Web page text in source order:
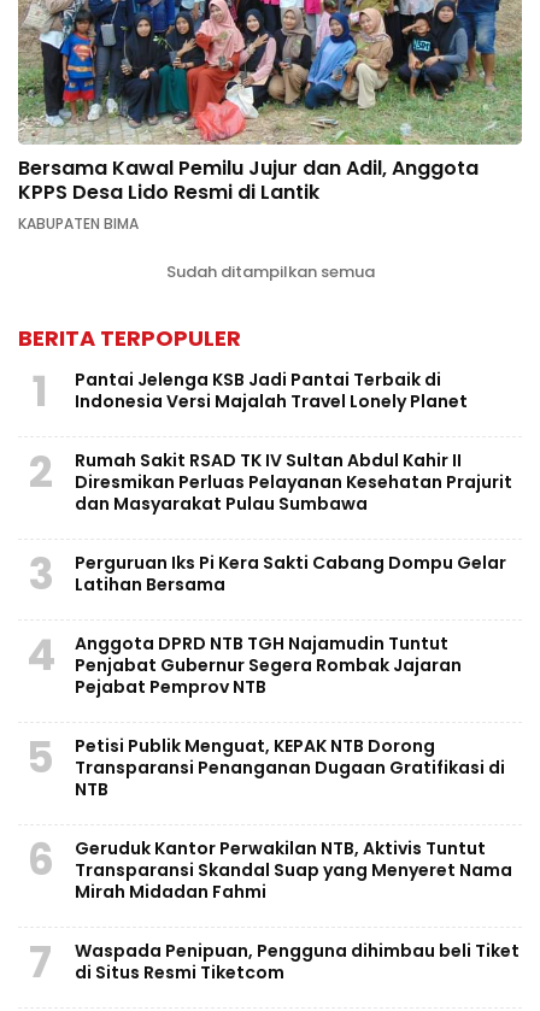
Bersama Kawal Pemilu Jujur dan Adil, Anggota
KPPS Desa Lido Resmi di Lantik
KABUPATEN BIMA
Sudah ditampilkan semua
BERITA TERPOPULER
1
Pantai Jelenga KSB Jadi Pantai Terbaik di
Indonesia Versi Majalah Travel Lonely Planet
2
Rumah Sakit RSAD TK IV Sultan Abdul Kahir II
Diresmikan Perluas Pelayanan Kesehatan Prajurit
dan Masyarakat Pulau Sumbawa
3
Perguruan Iks Pi Kera Sakti Cabang Dompu Gelar
Latihan Bersama
4
Anggota DPRD NTB TGH Najamudin Tuntut
Penjabat Gubernur Segera Rombak Jajaran
Pejabat Pemprov NTB
5
Petisi Publik Menguat, KEPAK NTB Dorong
Transparansi Penanganan Dugaan Gratifikasi di
NTB
6
Geruduk Kantor Perwakilan NTB, Aktivis Tuntut
Transparansi Skandal Suap yang Menyeret Nama
Mirah Midadan Fahmi
7
Waspada Penipuan, Pengguna dihimbau beli Tiket
di Situs Resmi Tiketcom